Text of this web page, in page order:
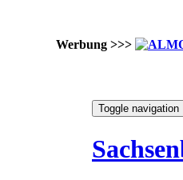
Werbung >>>
Toggle navigation